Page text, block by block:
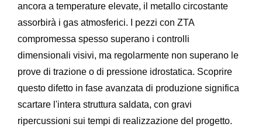
ancora a temperature elevate, il metallo circostante
assorbirà i gas atmosferici. I pezzi con ZTA
compromessa spesso superano i controlli
dimensionali visivi, ma regolarmente non superano le
prove di trazione o di pressione idrostatica. Scoprire
questo difetto in fase avanzata di produzione significa
scartare l'intera struttura saldata, con gravi
ripercussioni sui tempi di realizzazione del progetto.